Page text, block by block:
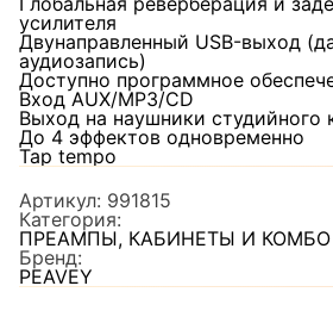
усилителя
Двунаправленный USB-выход
аудиозапись)
Доступно программное
Вход AUX/MP3/CD
Выход на наушники студийного
До 4 эффектов одновременно
Tap tempo
Артикул: 991815
Категория:
ПРЕАМПЫ, КАБИНЕТЫ И КОМБО
Бренд:
PEAVEY